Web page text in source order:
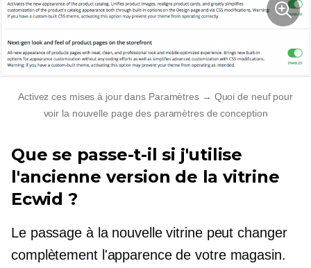
Activez ces mises à jour dans Paramètres → Quoi de neuf pour
voir la nouvelle page des paramètres de conception
Que se passe-t-il si j'utilise
l'ancienne version de la vitrine
Ecwid ?
Le passage à la nouvelle vitrine peut changer
complètement l'apparence de votre magasin.